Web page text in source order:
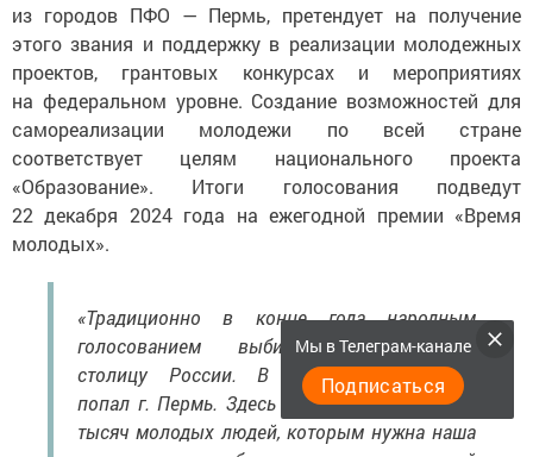
из городов ПФО — Пермь, претендует на получение
этого звания и поддержку в реализации молодежных
проектов, грантовых конкурсах и мероприятиях
на федеральном уровне. Создание возможностей для
самореализации молодежи по всей стране
соответствует целям национального проекта
«Образование». Итоги голосования подведут
22 декабря 2024 года на ежегодной премии «Время
молодых».
«Традиционно в конце года народным
голосованием выбирают Молодежную
столицу России. В список финалистов
попал г. Пермь. Здесь проживают более 285
тысяч молодых людей, которым нужна наша
Мы в Телеграм-канале
Подписаться